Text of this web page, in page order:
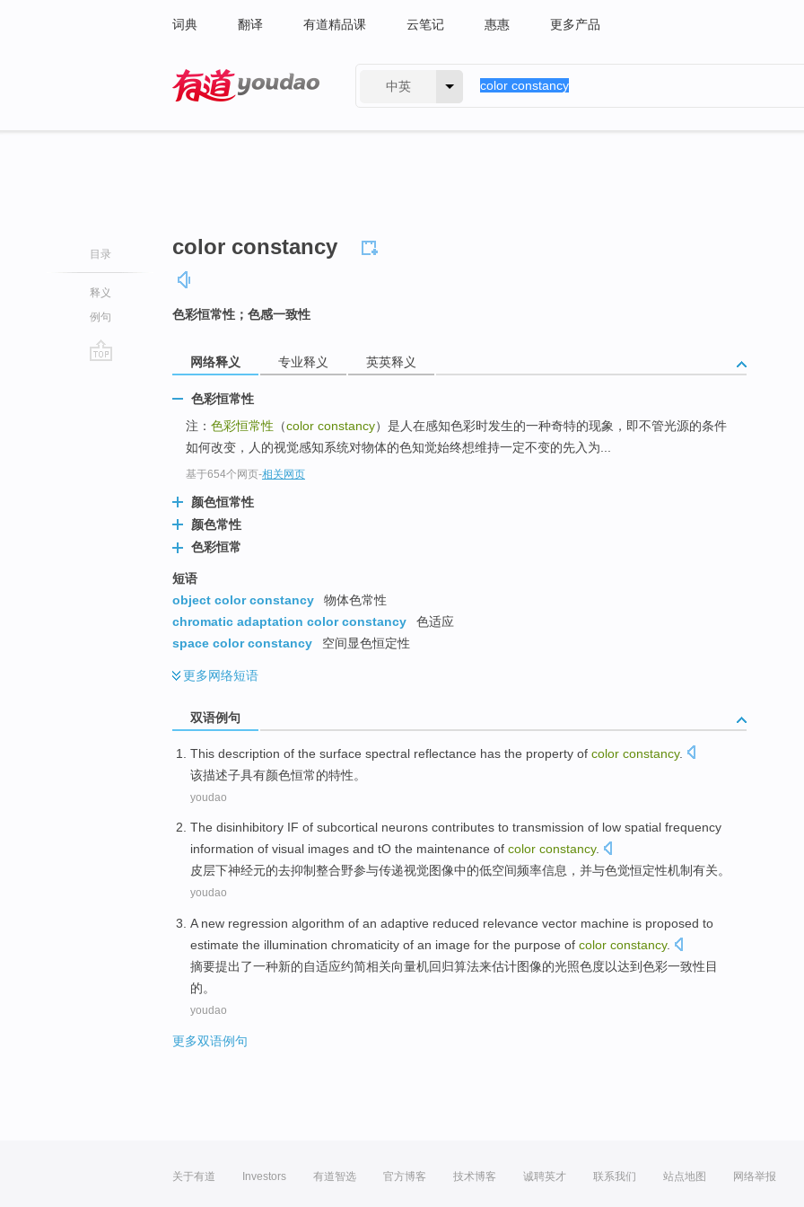
词典 翻译 有道精品课 云笔记 惠惠 更多产品
中英
目录
释义
例句
color constancy
色彩恒常性；色感一致性
网络释义 专业释义 英英释义
色彩恒常性
注： 色彩恒常性 （color constancy）是人在感知色彩时发生的一种奇特的现象，即不管光源的条件
如何改变，人的视觉感知系统对物体的色知觉始终想维持一定不变的先入为...
基于654个网页-相关网页
颜色恒常性
颜色常性
色彩恒常
短语
object color constancy
物体色常性
chromatic adaptation color constancy
色适应
space color constancy
空间显色恒定性
更多网络短语
双语例句
This description of the surface spectral reflectance has the property of color constancy.
该描述子具有颜色恒常的特性。
youdao
The disinhibitory IF of subcortical neurons contributes to transmission of low spatial frequency
information of visual images and tO the maintenance of color constancy.
皮层下神经元的去抑制整合野参与传递视觉图像中的低空间频率信息 ， 并与色觉恒定性机制有关。
youdao
A new regression algorithm of an adaptive reduced relevance vector machine is proposed to
estimate the illumination chromaticity of an image for the purpose of color constancy.
摘要提出了一种新的自适应约简相关向量机回归算法来估计图像的光照色度以达到色彩一致性目
的。
youdao
更多双语例句
关于有道 Investors 有道智选 官方博客 技术博客 诚聘英才 联系我们 站点地图 网络举报